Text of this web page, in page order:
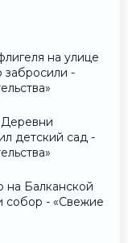
на улице
-
детский сад -
на Балканской
собор - «Свежие